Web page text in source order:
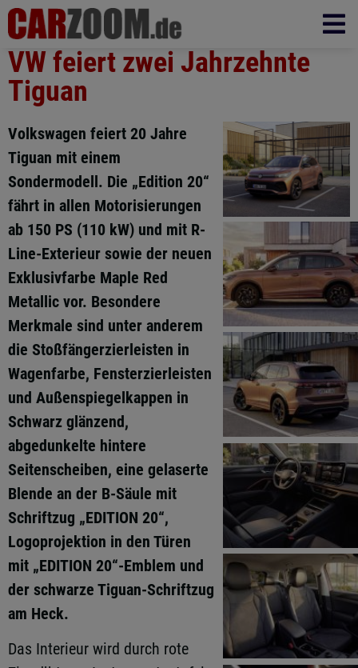
VW feiert zwei Jahrzehnte
Tiguan
Volkswagen feiert 20 Jahre
Tiguan mit einem
Sondermodell. Die „Edition 20“
fährt in allen Motorisierungen
ab 150 PS (110 kW) und mit R-
Line-Exterieur sowie der neuen
Exklusivfarbe Maple Red
Metallic vor. Besondere
Merkmale sind unter anderem
die Stoßfängerzierleisten in
Wagenfarbe, Fensterzierleisten
und Außenspiegelkappen in
Schwarz glänzend,
abgedunkelte hintere
Seitenscheiben, eine gelaserte
Blende an der B-Säule mit
Schriftzug „EDITION 20“,
Logoprojektion in den Türen
mit „EDITION 20“-Emblem und
der schwarze Tiguan-Schriftzug
am Heck.
Das Interieur wird durch rote